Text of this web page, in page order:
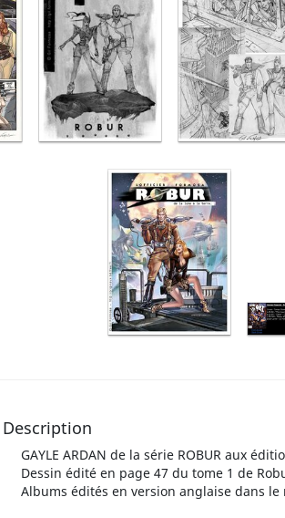
Description
GAYLE ARDAN de la série ROBUR aux
Dessin édité en page 47 du tome 1 de
Albums édités en version anglaise dans le